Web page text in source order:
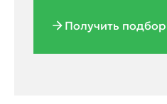
Получить подбор